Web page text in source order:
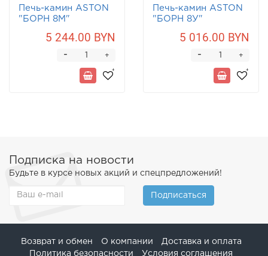
Печь-камин ASTON
"БОРН 8М"
5 244.00 BYN
+
-
Печь-камин ASTON
"БОРН 8У"
5 016.00 BYN
+
-
Подписка на новости
Будьте в курсе новых акций и спецпредложений!
Подписаться
Возврат и обмен О компании
Доставка и оплата
Политика безопасности
Условия соглашения